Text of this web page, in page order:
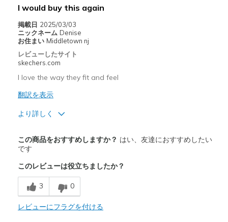
Sizing
Feels true to size
I would buy this again
掲載日 2025/03/03
ニックネーム Denise
お住まい Middletown nj
レビューしたサイト
skechers.com
I love the way they fit and feel
翻訳を表示
より詳しく
この商品をおすすめしますか？ はい、友達におすすめしたい
です
このレビューは役立ちましたか？
3 0
レビューにフラグを付ける